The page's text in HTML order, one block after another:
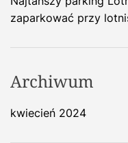
zaparkować przy
Archiwum
kwiecień 2024